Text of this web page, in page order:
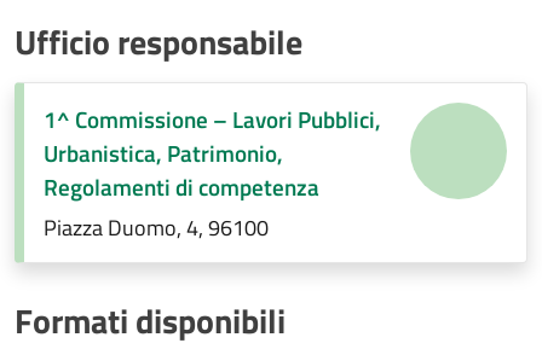
Ufficio responsabile
1^ Commissione – Lavori Pubblici,
Urbanistica, Patrimonio,
Regolamenti di competenza
Piazza Duomo, 4, 96100
Formati disponibili